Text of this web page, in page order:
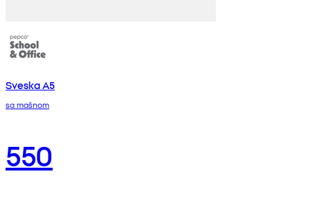
Sveska A5
sa mašnom
550